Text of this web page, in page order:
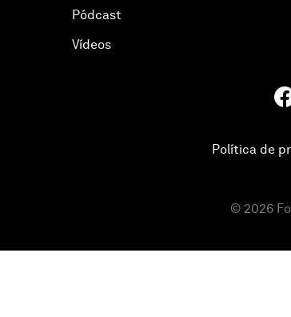
Pódcast
Vídeos
Política de
© 2026